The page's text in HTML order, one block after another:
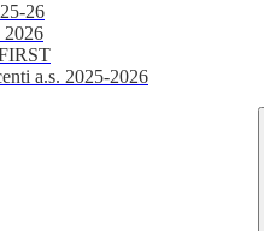
26
2026
a.s. 2025-2026